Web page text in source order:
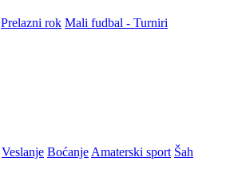
Prelazni rok Mali fudbal - Turniri
Veslanje Boćanje Amaterski sport Šah